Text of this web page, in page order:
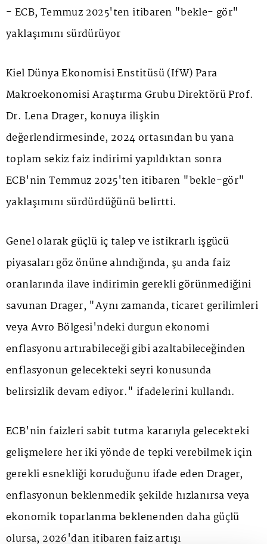
- ECB, Temmuz 2025'ten itibaren "bekle- gör"
yaklaşımını sürdürüyor
Kiel Dünya Ekonomisi Enstitüsü (IfW) Para
Makroekonomisi Araştırma Grubu Direktörü Prof.
Dr. Lena Drager, konuya ilişkin
değerlendirmesinde, 2024 ortasından bu yana
toplam sekiz faiz indirimi yapıldıktan sonra
ECB'nin Temmuz 2025'ten itibaren "bekle-gör"
yaklaşımını sürdürdüğünü belirtti.
Genel olarak güçlü iç talep ve istikrarlı işgücü
piyasaları göz önüne alındığında, şu anda faiz
oranlarında ilave indirimin gerekli görünmediğini
savunan Drager, "Aynı zamanda, ticaret gerilimleri
veya Avro Bölgesi'ndeki durgun ekonomi
enflasyonu artırabileceği gibi azaltabileceğinden
enflasyonun gelecekteki seyri konusunda
belirsizlik devam ediyor." ifadelerini kullandı.
ECB'nin faizleri sabit tutma kararıyla gelecekteki
gelişmelere her iki yönde de tepki verebilmek için
gerekli esnekliği koruduğunu ifade eden Drager,
enflasyonun beklenmedik şekilde hızlanırsa veya
ekonomik toparlanma beklenenden daha güçlü
olursa, 2026'dan itibaren faiz artışı